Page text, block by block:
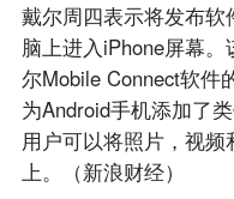
戴尔周四表示将发布
脑上进入iPhone屏幕
尔Mobile Connect软件
为Android手机添加了
用户可以将照片，视
上。（新浪财经）